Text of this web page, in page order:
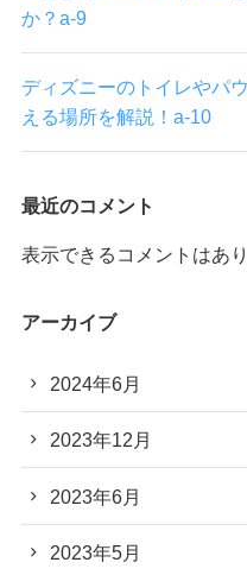
か？a-9
ディズニーのトイレやパ
える場所を解説！a-10
最近のコメント
表示できるコメントはあり
アーカイブ
2024年6月
2023年12月
2023年6月
2023年5月